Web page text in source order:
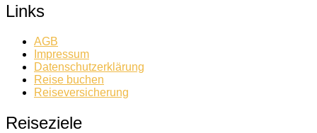
Links
AGB
Impressum
Datenschutzerklärung
Reise buchen
Reiseversicherung
Reiseziele